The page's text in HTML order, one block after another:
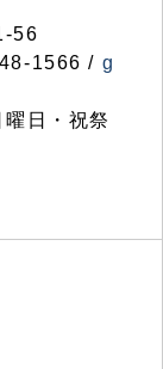
56
1566 / g
日・祝祭